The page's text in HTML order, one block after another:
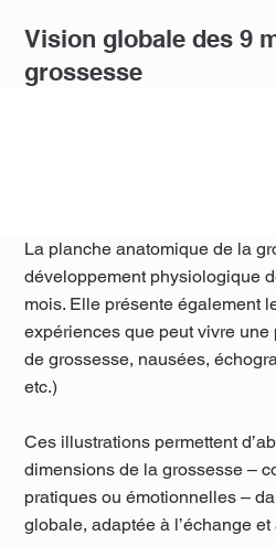
Vision globale des 9
grossesse
La planche anatomique de la
développement physiologique
mois. Elle présente également
expériences que peut vivre
de grossesse, nausées,
etc.)​
Ces illustrations permettent
dimensions de la grossesse –
pratiques ou émotionnelles –
globale, adaptée à l’échange